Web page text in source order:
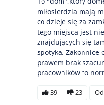
miłosierdzia mają
co dzieje się za
tego miejsca jest
znajdujących się
spotyka. Zakonnice
prawem brak
pracowników to
39 23